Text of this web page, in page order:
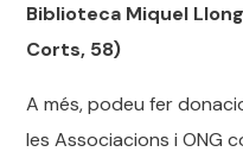
Biblioteca Miquel
Corts, 58)
A més, podeu fer
les Associacions i ONG